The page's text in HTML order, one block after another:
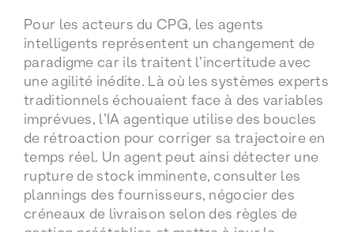
Pour les acteurs du CPG, les agents
intelligents représentent un changement de
paradigme car ils traitent l’incertitude avec
une agilité inédite. Là où les systèmes experts
traditionnels échouaient face à des variables
imprévues, l’IA agentique utilise des boucles
de rétroaction pour corriger sa trajectoire en
temps réel. Un agent peut ainsi détecter une
rupture de stock imminente, consulter les
plannings des fournisseurs, négocier des
créneaux de livraison selon des règles de